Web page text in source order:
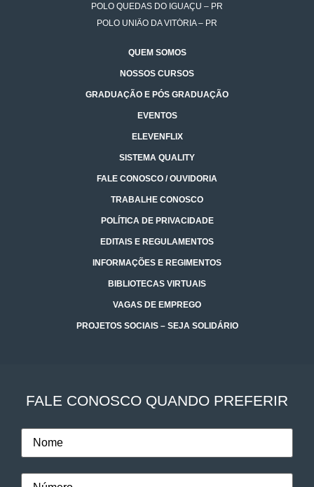
POLO QUEDAS DO IGUAÇU – PR
POLO UNIÃO DA VITÓRIA – PR
QUEM SOMOS
NOSSOS CURSOS
GRADUAÇÃO E PÓS GRADUAÇÃO
EVENTOS
ELEVENFLIX
SISTEMA QUALITY
FALE CONOSCO / OUVIDORIA
TRABALHE CONOSCO
POLÍTICA DE PRIVACIDADE
EDITAIS E REGULAMENTOS
INFORMAÇÕES E REGIMENTOS
BIBLIOTECAS VIRTUAIS
VAGAS DE EMPREGO
PROJETOS SOCIAIS – SEJA SOLIDÁRIO
FALE CONOSCO QUANDO PREFERIR